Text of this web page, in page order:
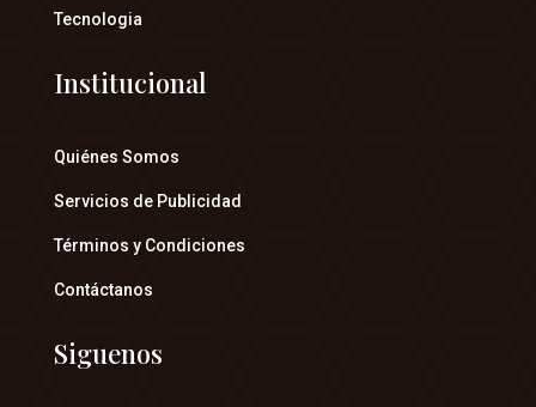
Tecnologia
Institucional
Quiénes Somos
Servicios de Publicidad
Términos y Condiciones
Contáctanos
Siguenos